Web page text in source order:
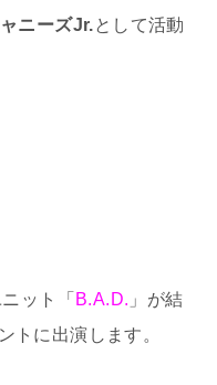
ニーズJr.として活動
ット「 B.A.D. 」が結
トに出演します。